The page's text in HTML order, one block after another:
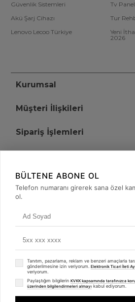
Güvenlik Sistemleri
Tv
Akü Şarj Cihazı
Tur
Lenovo Lecoo Türkiye
Yeni
2026
Kurumsal
Müşteri İlişkileri
Sipariş İşlemleri
+90 (850) 473
© 2008 - 2026
Whatsapp
BÜLTENE ABONE OL
Telefon numaranı girerek sana özel
ol.
Tanıtım, pazarlama, reklam ve benzeri amaçlarla
gönderilmesine izin veriyorum. Elektronik Ticari İleti
veriyorum.
Paylaştığım bilgilerin KVKK kapsamında tarafınızca
üzerinden bilgilendirmeleri almayı kabul ediyorum.